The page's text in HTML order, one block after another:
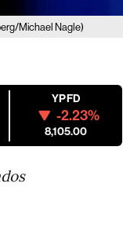
Michael Nagle)
YPFD
-2.23%
8,105.00